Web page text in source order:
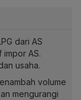
dari AS
AS.
usaha.
volume
mengurangi